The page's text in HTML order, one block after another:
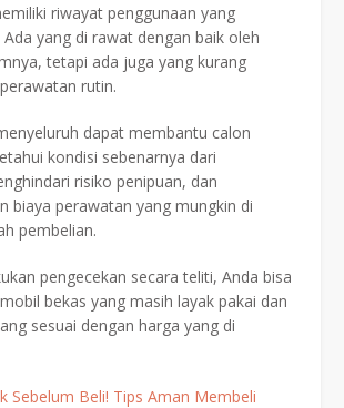
riwayat penggunaan yang
yang di rawat dengan baik oleh
tetapi ada juga yang kurang
rutin.
dapat membantu calon
kondisi sebenarnya dari
risiko penipuan, dan
biaya perawatan yang mungkin di
pembelian.
pengecekan secara teliti, Anda bisa
bekas yang masih layak pakai dan
sesuai dengan harga yang di
Sebelum Beli! Tips Aman Membeli